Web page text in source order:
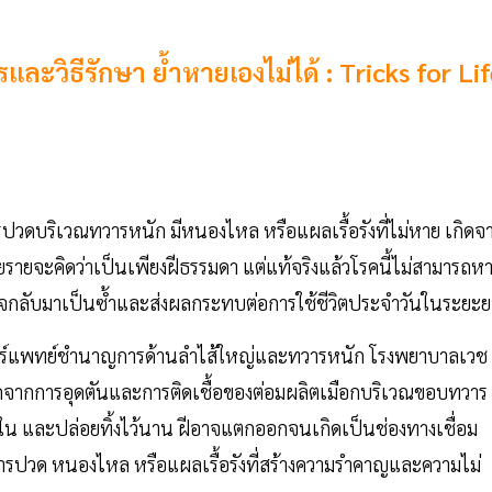
วิธีรักษา ย้ำหายเองไม่ได้ : Tricks for
วดบริเวณทวารหนัก มีหนองไหล หรือแผลเรื้อรังที่ไม่หาย เกิดจ
ยจะคิดว่าเป็นเพียงฝีธรรมดา แต่แท้จริงแล้วโรคนี้ไม่สามารถห
กลับมาเป็นซ้ำและส่งผลกระทบต่อการใช้ชีวิตประจำวันในระยะ
พทย์ชำนาญการด้านลำไส้ใหญ่และทวารหนัก โรงพยาบาลเวช
กการอุดตันและการติดเชื้อของต่อมผลิตเมือกบริเวณขอบทวาร
และปล่อยทิ้งไว้นาน ฝีอาจแตกออกจนเกิดเป็นช่องทางเชื่อม
วด หนองไหล หรือแผลเรื้อรังที่สร้างความรำคาญและความไม่